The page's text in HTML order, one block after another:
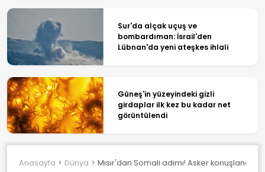
Sur'da alçak uçuş ve
bombardıman: İsrail'den
Lübnan'da yeni ateşkes ihlali
Güneş'in yüzeyindeki gizli
girdaplar ilk kez bu kadar net
görüntülendi
Anasayfa Dünya Mısır'dan Somali adımı! Asker